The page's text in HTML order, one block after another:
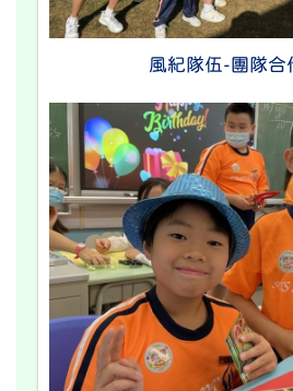
風紀隊伍-團隊合